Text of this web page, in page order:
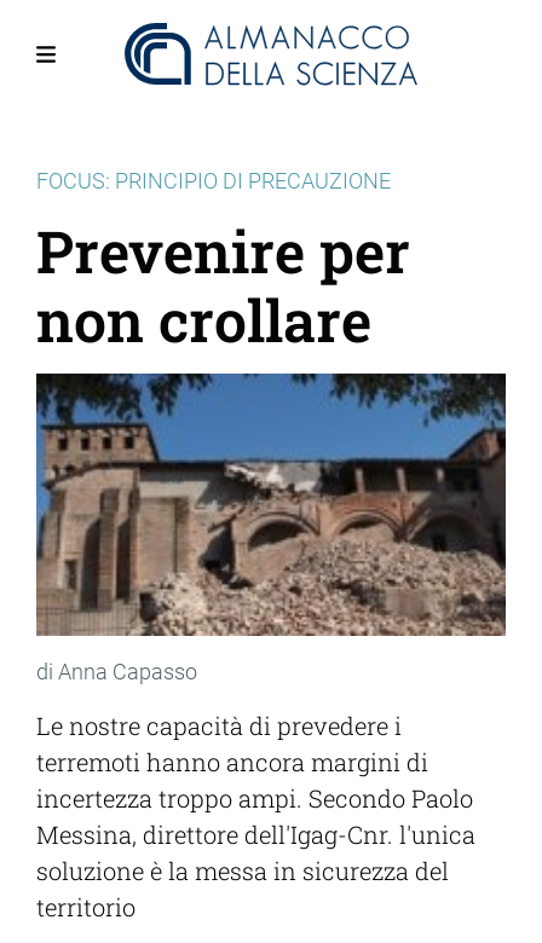
FOCUS: PRINCIPIO DI PRECAUZIONE
Prevenire per
non crollare
di Anna Capasso
Le nostre capacità di prevedere i
terremoti hanno ancora margini di
incertezza troppo ampi. Secondo Paolo
Messina, direttore dell'Igag-Cnr. l'unica
soluzione è la messa in sicurezza del
territorio